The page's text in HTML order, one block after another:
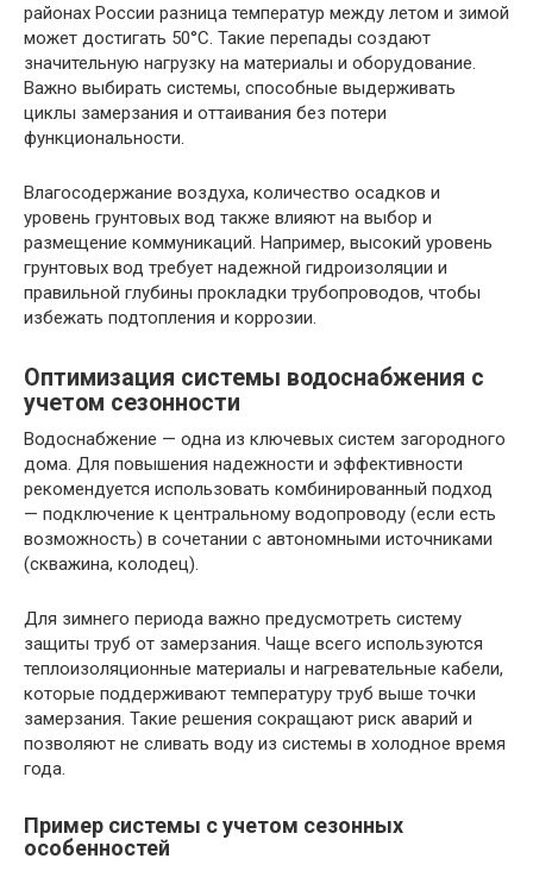
районах России разница температур между летом и зимой
может достигать 50°С. Такие перепады создают
значительную нагрузку на материалы и оборудование.
Важно выбирать системы, способные выдерживать
циклы замерзания и оттаивания без потери
функциональности.
Влагосодержание воздуха, количество осадков и
уровень грунтовых вод также влияют на выбор и
размещение коммуникаций. Например, высокий уровень
грунтовых вод требует надежной гидроизоляции и
правильной глубины прокладки трубопроводов, чтобы
избежать подтопления и коррозии.
Оптимизация системы водоснабжения с
учетом сезонности
Водоснабжение — одна из ключевых систем загородного
дома. Для повышения надежности и эффективности
рекомендуется использовать комбинированный подход
— подключение к центральному водопроводу (если есть
возможность) в сочетании с автономными источниками
(скважина, колодец).
Для зимнего периода важно предусмотреть систему
защиты труб от замерзания. Чаще всего используются
теплоизоляционные материалы и нагревательные кабели,
которые поддерживают температуру труб выше точки
замерзания. Такие решения сокращают риск аварий и
позволяют не сливать воду из системы в холодное время
года.
Пример системы с учетом сезонных
особенностей